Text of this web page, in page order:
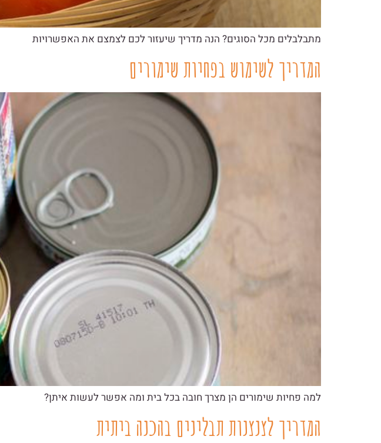
מתבלבלים מכל הסוגים? הנה מדריך שיעזור לכם לצמצם את האפשרויות
המדריך לשימוש בפחיות שימורים
למה פחיות שימורים הן מצרך חובה בכל בית ומה אפשר לעשות איתן?
המדריך לצנצנות תבלינים בהכנה ביתית